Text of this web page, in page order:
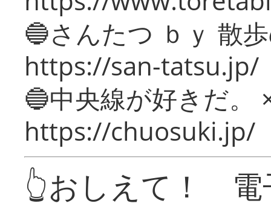
🔵さんたつ ｂｙ 散
https://san-tatsu.jp/
🔵中央線が好きだ。
https://chuosuki.jp/
👆おしえて！ 電